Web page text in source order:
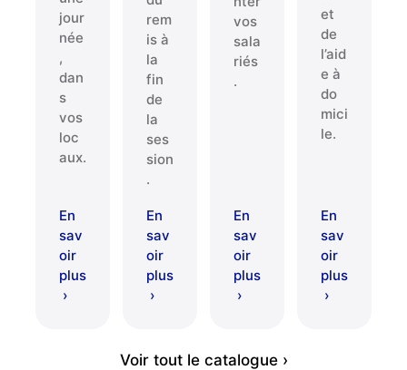
jour
née
,
dan
s
vos
loc
aux.
En
sav
oir
plus
›
rem
is à
la
fin
de
la
ses
sion
.
En
sav
oir
plus
›
vos
sala
riés
.
En
sav
oir
plus
›
et
de
l’aid
e à
do
mici
le.
En
sav
oir
plus
›
Voir tout le catalogue ›